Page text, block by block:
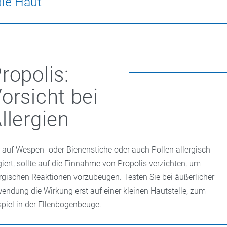
mit den Wirkstoffen aus Propolis stärken zudem das
undMundgeruchvorzubeugen.
ist ein spezieller Lippenbalsam mit Propolisextrakt
bei
auf Wespen- oder Bienenstiche oder auch Pollen allergisch
sollte auf die Einnahme von Propolis verzichten, um
Reaktionen vorzubeugen. Testen Sie bei äußerlicher
die Wirkung erst auf einer kleinen Hautstelle, zum
in der Ellenbogenbeuge.